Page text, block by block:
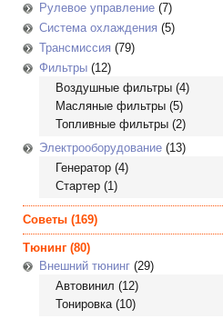
Рулевое управление (7)
Система охлаждения (5)
Трансмиссия (79)
Фильтры (12)
Воздушные фильтры (4)
Масляные фильтры (5)
Топливные фильтры (2)
Электрооборудование (13)
Генератор (4)
Стартер (1)
Советы (169)
Тюнинг (80)
Внешний тюнинг (29)
Автовинил (12)
Тонировка(10)